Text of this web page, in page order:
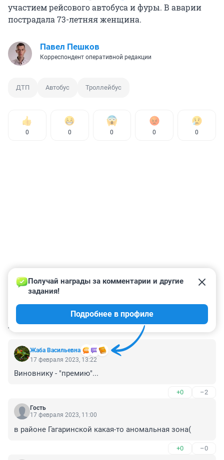
участием рейсового автобуса и фуры. В аварии
пострадала 73-летняя женщина.
Павел Пешков
Корреспондент оперативной редакции
ДТП Автобус Троллейбус
0 0 0 0 0
КОММЕНТАРИИ 47
Жаба Васильевна
Получай награды за комментарии и другие
задания!
Подробнее в профиле
17 февраля 2023, 13:22
Виновнику - "премию"...
+0 –2
Гость
17 февраля 2023, 11:00
в районе Гагаринской какая-то аномальная зона(
+0 –0